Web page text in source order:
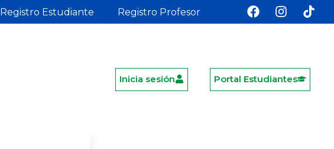
Registro Estudiante Registro Profesor
Inicia sesión Portal Estudiantes